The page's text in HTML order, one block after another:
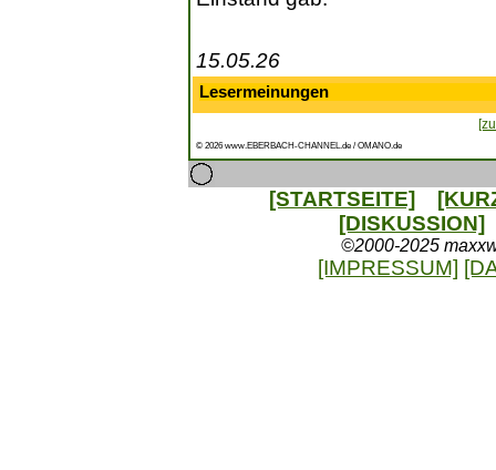
15.05.26
Lesermeinungen
© 2026 www.EBERBACH-CHANNEL.de / OMANO.de
[STARTSEITE]
[DISKUSSION]
©2000-2025
[IMPRESSUM]